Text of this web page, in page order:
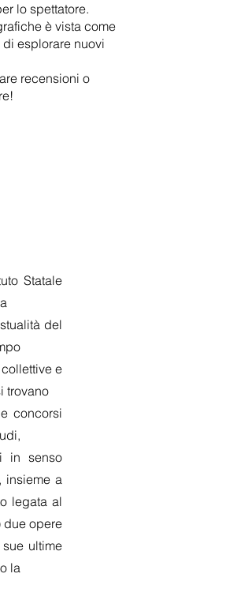
lo spettatore.
è vista come
esplorare nuovi
recensioni o
Statale
del
e
trovano
concorsi
in senso
insieme a
legata al
due opere
ultime
la